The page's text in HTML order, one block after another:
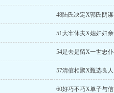
48陆氏决定X郭氏阴谋
51大牢休夫X媳妇妇亲
54是去是留X一世忠仆
57清倌相聚X甄选良人
60好巧不巧X单子与信